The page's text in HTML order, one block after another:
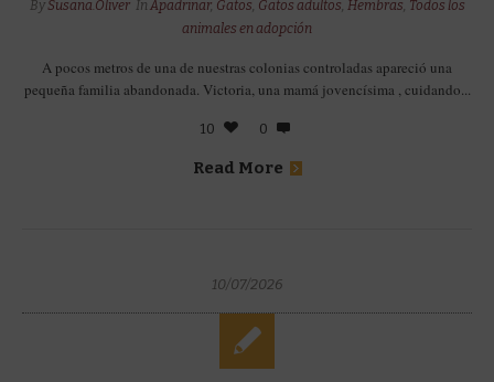
By Susana.Oliver In Apadrinar, Gatos, Gatos adultos, Hembras, Todos los
animales en adopción
A pocos metros de una de nuestras colonias controladas apareció una
pequeña familia abandonada. Victoria, una mamá jovencísima , cuidando...
10 0
Read More
10/07/2026